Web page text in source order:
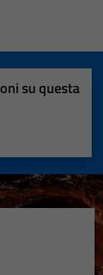
su questa